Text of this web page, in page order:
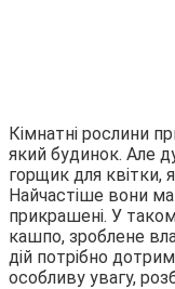
Кімнатні рослини
який будинок. Але
горщик для квітки,
Найчастіше вони
прикрашені. У
кашпо, зроблене
дій потрібно
особливу увагу,